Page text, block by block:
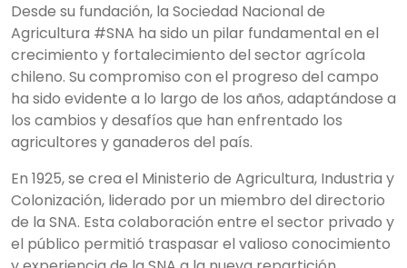
Desde su fundación, la Sociedad Nacional de
Agricultura #SNA ha sido un pilar fundamental en el
crecimiento y fortalecimiento del sector agrícola
chileno. Su compromiso con el progreso del campo
ha sido evidente a lo largo de los años, adaptándose a
los cambios y desafíos que han enfrentado los
agricultores y ganaderos del país.
En 1925, se crea el Ministerio de Agricultura, Industria y
Colonización, liderado por un miembro del directorio
de la SNA. Esta colaboración entre el sector privado y
el público permitió traspasar el valioso conocimiento